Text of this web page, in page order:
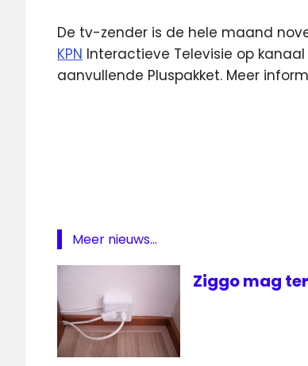
De tv-zender is de hele maand
KPN Interactieve Televisie op
aanvullende Pluspakket. Meer
maand
Meer nieuws...
Ziggo mag